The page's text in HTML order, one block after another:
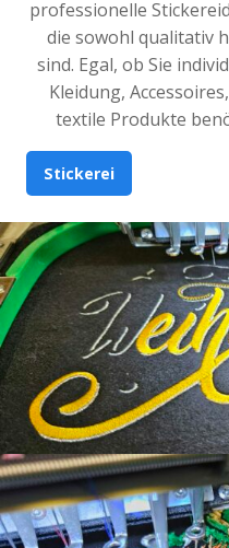
professionelle
die sowohl qualitativ
sind. Egal, ob Sie
Kleidung,
textile Produkte
Stickerei